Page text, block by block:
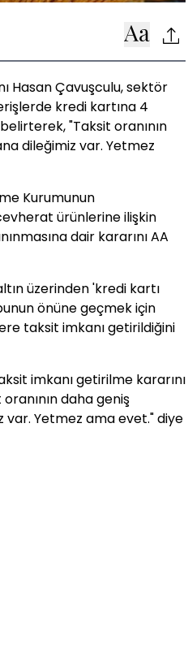
Hasan Çavuşculu, sektör
kredi kartına 4
"Taksit oranının
dileğimiz var. Yetmez
Kurumunun
ürünlerine ilişkin
dair kararını AA
üzerinden 'kredi kartı
önüne geçmek için
taksit imkanı getirildiğini
imkanı getirilme kararını
daha geniş
var. Yetmez ama evet." diye